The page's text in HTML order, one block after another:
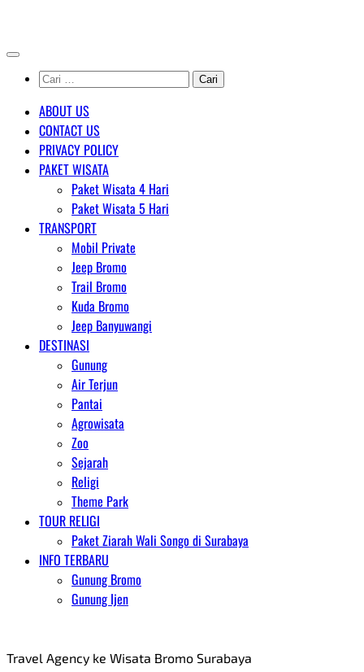
content
Cari
untuk:
ABOUT US
CONTACT US
PRIVACY POLICY
PAKET WISATA
Paket Wisata 4 Hari
Paket Wisata 5 Hari
TRANSPORT
Mobil Private
Jeep Bromo
Trail Bromo
Kuda Bromo
Jeep Banyuwangi
DESTINASI
Gunung
Air Terjun
Pantai
Agrowisata
Zoo
Sejarah
Religi
Theme Park
TOUR RELIGI
Paket Ziarah Wali Songo di Surabaya
INFO TERBARU
Gunung Bromo
Gunung Ijen
Travel Agency ke Wisata Bromo Surabaya